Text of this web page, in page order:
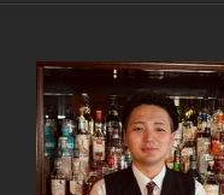
〆